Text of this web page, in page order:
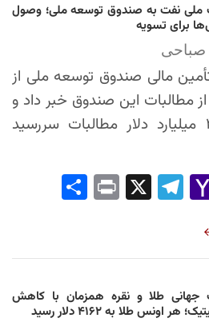
شرکت ملی نفت به صندوق توسعه ملی؛ وصول
صباحی
مالی صندوق توسعه ملی از
دلار از مطالبات این صندوق خبر داد و
گفت: از مجموع ۲۲.۳ میلیارد دلار مطالبات سررسید
Yah
l
Tel
Pri
طلا و نقره همزمان با کاهش
اونس طلا به ۴۱۶۲ دلار رسید